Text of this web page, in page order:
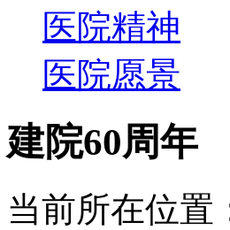
医院精神
医院愿景
建院60周年
当前所在位置